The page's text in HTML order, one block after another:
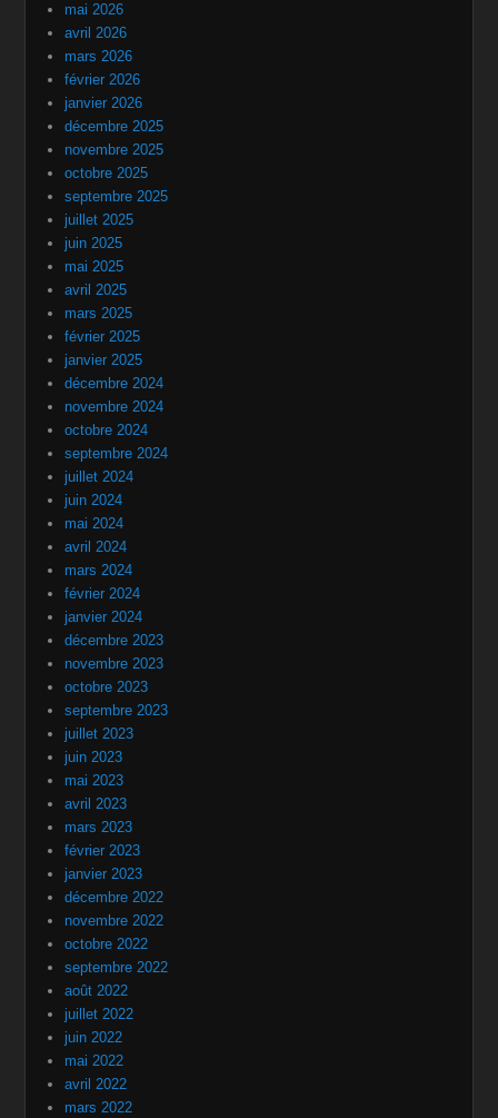
mai 2026
avril 2026
mars 2026
février 2026
janvier 2026
décembre 2025
novembre 2025
octobre 2025
septembre 2025
juillet 2025
juin 2025
mai 2025
avril 2025
mars 2025
février 2025
janvier 2025
décembre 2024
novembre 2024
octobre 2024
septembre 2024
juillet 2024
juin 2024
mai 2024
avril 2024
mars 2024
février 2024
janvier 2024
décembre 2023
novembre 2023
octobre 2023
septembre 2023
juillet 2023
juin 2023
mai 2023
avril 2023
mars 2023
février 2023
janvier 2023
décembre 2022
novembre 2022
octobre 2022
septembre 2022
août 2022
juillet 2022
juin 2022
mai 2022
avril 2022
mars 2022